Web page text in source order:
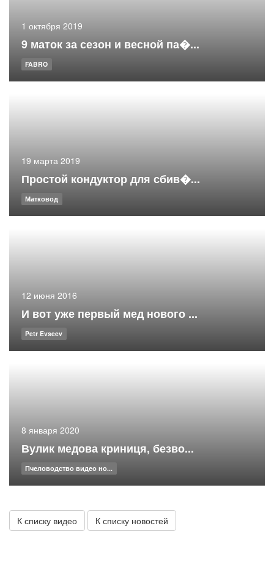
1 октября 2019
9 маток за сезон и весной па�...
FABRO
19 марта 2019
Простой кондуктор для сбив�...
Матковод
12 июня 2016
И вот уже первый мед нового ...
Petr Evseev
8 января 2020
Вулик медова криниця, безво...
Пчеловодство видео но...
К списку видео К списку новостей